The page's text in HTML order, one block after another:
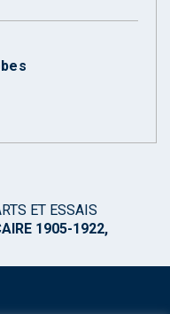
ET ESSAIS
1905-1922,